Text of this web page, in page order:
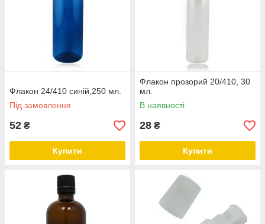
Флакон 24/410 синій,250 мл.
Під замовлення
52 ₴
Купити
Флакон прозорий 20/410, 30
мл.
В наявності
28 ₴
Купити